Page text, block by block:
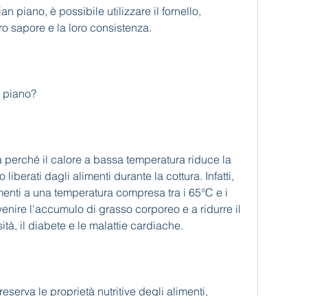
piano, è possibile utilizzare il fornello,
sapore e la loro consistenza.
piano?
il calore a bassa temperatura riduce la
liberati dagli alimenti durante la cottura. Infatti,
a una temperatura compresa tra i 65°C e i
l'accumulo di grasso corporeo e a ridurre il
il diabete e le malattie cardiache.
le proprietà nutritive degli alimenti,